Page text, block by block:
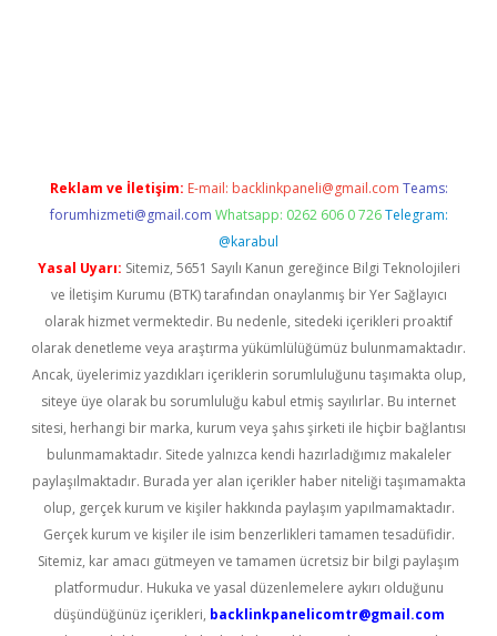
Reklam ve İletişim: E-mail: backlinkpaneli@gmail.com Teams:
forumhizmeti@gmail.com Whatsapp: 0262 606 0 726 Telegram:
@karabul
Yasal Uyarı: Sitemiz, 5651 Sayılı Kanun gereğince Bilgi Teknolojileri
ve İletişim Kurumu (BTK) tarafından onaylanmış bir Yer Sağlayıcı
olarak hizmet vermektedir. Bu nedenle, sitedeki içerikleri proaktif
olarak denetleme veya araştırma yükümlülüğümüz bulunmamaktadır.
Ancak, üyelerimiz yazdıkları içeriklerin sorumluluğunu taşımakta olup,
siteye üye olarak bu sorumluluğu kabul etmiş sayılırlar. Bu internet
sitesi, herhangi bir marka, kurum veya şahıs şirketi ile hiçbir bağlantısı
bulunmamaktadır. Sitede yalnızca kendi hazırladığımız makaleler
paylaşılmaktadır. Burada yer alan içerikler haber niteliği taşımamakta
olup, gerçek kurum ve kişiler hakkında paylaşım yapılmamaktadır.
Gerçek kurum ve kişiler ile isim benzerlikleri tamamen tesadüfidir.
Sitemiz, kar amacı gütmeyen ve tamamen ücretsiz bir bilgi paylaşım
platformudur. Hukuka ve yasal düzenlemelere aykırı olduğunu
düşündüğünüz içerikleri, backlinkpanelicomtr@gmail.com